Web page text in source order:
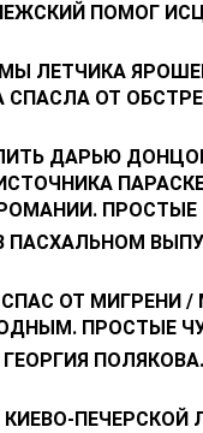
ПОМОГ
ЛЕТЧИКА
ОТ
ДАРЬЮ
ПРОСТЫЕ
ПАСХАЛЬНОМ
ОТ МИГРЕНИ
ПРОСТЫЕ
ПЕЧЕРСКОЙ